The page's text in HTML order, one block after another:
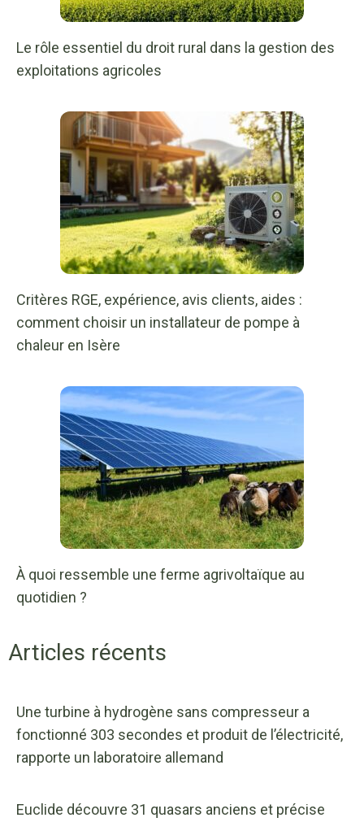
Le rôle essentiel du droit rural dans la gestion des
exploitations agricoles
Critères RGE, expérience, avis clients, aides :
comment choisir un installateur de pompe à
chaleur en Isère
À quoi ressemble une ferme agrivoltaïque au
quotidien ?
Articles récents
Une turbine à hydrogène sans compresseur a
fonctionné 303 secondes et produit de l’électricité,
rapporte un laboratoire allemand
Euclide découvre 31 quasars anciens et précise